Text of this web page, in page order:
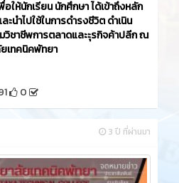
ม 2566​ นายศิรเมศร์ พัชราอริยะ
ทยาลัยเทคนิคพัทยา เป็นประธาน
งการ เพื่อให้นักเรียน นักศึกษาได้
นของพระพุทธศาสนาและเป็นการ
จัดการโลจิสติกส์ ณ หอประชุมสุพร